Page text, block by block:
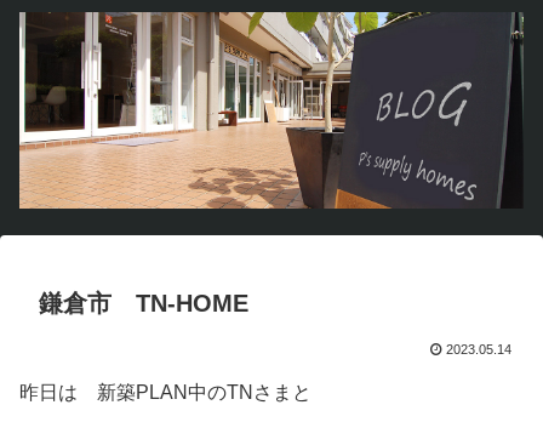
鎌倉市 TN-HOME
2023.05.14
昨日は 新築PLAN中のTNさまと